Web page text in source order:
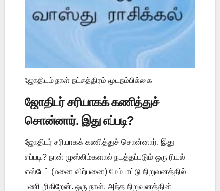
ஜோதிடம் நாள் நட்சத்திரம் மூடநம்பிக்கை
ஜோதிடர் சரியாகக் கணித்துச்
சொன்னார். இது எப்படி?
ஜோதிடர் சரியாகக் கணித்துச் சொன்னார். இது
எப்படி? நான் முஸ்லிம்களால் நடத்தப்படும் ஒரு ரியல்
எஸ்டேட் (மனை விற்பனை) மேம்பாட்டு நிறுவனத்தில்
பணிபுரிகிறேன். ஒரு நாள், அந்த நிறுவனத்தின்